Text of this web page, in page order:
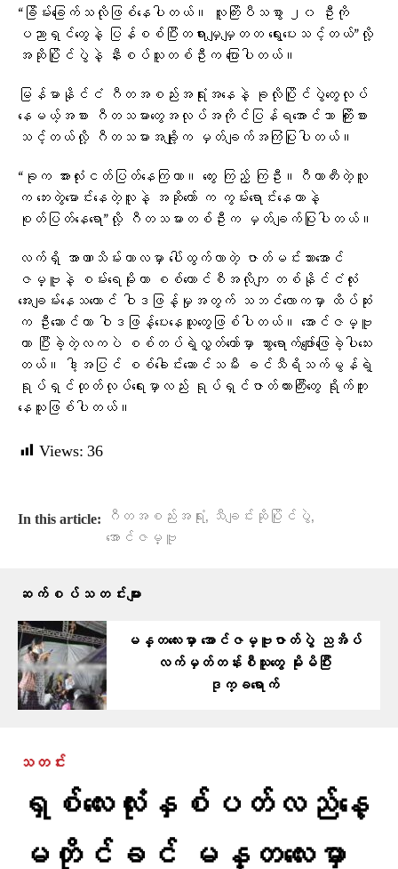
“ခြိမ်းခြေက်သလိုဖြစ်နေပါတယ်။ လူကြိးပီသစွာ ၂၀ ဦးကို
ပညာရှင်တွေနဲ့ ပြန်စစ်ပြီးတရားမျှမျှတတ ရွေးပေးသင့်တယ်”လို့
အဆိုပြိုင်ပွဲနဲ့ နီးစပ်သူတစ်ဦးက ပြောပါတယ်။
မြန်မာနိုင်ငံ ဂီတအစည်းအရုံးအနေနဲ့ ခုလိုပြိုင်ပွဲတွေလုပ်
နေမယ့်အစား ဂီတသမားတွေအလုပ်အကိုင်ပြန်ရအောင်သာ ကြိုးစား
သင့်တယ်လို့ ဂီတသမားအချို့က မှတ်ချက်အကြံပြုပါတယ်။
“ခုက အားလုံးငတ်ပြတ်နေကြတာ။ တွေး ကြည့် ကြဦး။ဂီတာတီးတဲ့လူ
က ဘေးတွဲမောင်းနေတဲ့လူနဲ့ အဆိုတော် က ကွမ်းရောင်းနေတာနဲ့
စုတ်ပြတ်နေရော”လို့ ဂီတသမားတစ်ဦးက မှတ်ချက်ပြုပါတယ်။
လက်ရှိ အာဏာသိမ်းကာလမှာ ပေါ်ထွက်လာတဲ့ ဇာတ်မင်းသားအောင်
ဇမ္ဗူနဲ့ စမ်းရေမိုးဟာ စစ်ကောင်စီအလိုကျ တစ်နိုင်ငံလုံး
အေးချမ်းနေသယောင် ဝါဒဖြန့်မှုအတွက် သဘင်လောကမှာ ထိပ်ဆုံး
က ဦးဆောင်ကာ ဝါဒဖြန့်ပေးနေသူတွေဖြစ်ပါတယ်။ အောင်ဇမ္ဗူ
ဟာ ပြီးခဲ့တဲ့လကပဲ စစ်တပ်ရဲ့လွှတ်တော်မှာ သွားရောက်ဖျော်ဖြေခဲ့ပါသေး
တယ်။ ဒါ့အပြင် စစ်ခေါင်းဆောင်သမီး ခင်သီရိသက်မွန်ရဲ့
ရုပ်ရှင်ထုတ်လုပ်ရေးမှာလည်း ရုပ်ရှင်ဇာတ်ကားကြီးတွေ ရိုက်ကူး
နေသူဖြစ်ပါတယ်။
Views: 36
In this article: ဂီတအစည်းအရုံး, သီချင်းဆိုပြိုင်ပွဲ,
အောင်ဇမ္ဗူ
ဆက်စပ်သတင်းများ
မန္တလေးမှာ အောင်ဇမ္ဗူဇာတ်ပွဲ ညအိပ်
လက်မှတ်တန်းစီသူတွေ မိုးမိပြီး
ဒုက္ခရောက်
သတင်း
ရှစ်လေးလုံးနှစ်ပတ်လည်နေ့